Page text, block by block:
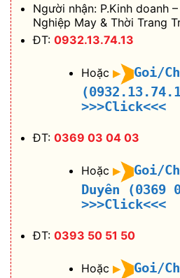
Người nhận: P.Kinh doanh
Nghiệp May & Thời Trang
ĐT: 0932.13.74.13
Hoặc
Goi/
>>>Click<<<
ĐT: 0369 03 04 03
Hoặc
Goi/
Duyên (0369
>>>Click<<<
ĐT: 0393 50 51 50
Hoặc
Goi/